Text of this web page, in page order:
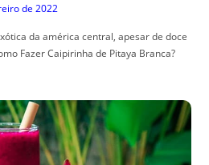
de 2022
da américa central, apesar de doce
Fazer Caipirinha de Pitaya Branca?